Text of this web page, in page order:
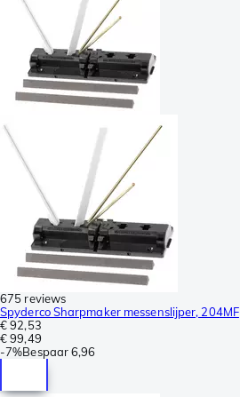
675 reviews
Spyderco Sharpmaker messenslijper, 204MF
€ 92,53
€ 99,49
-7%Bespaar6,96